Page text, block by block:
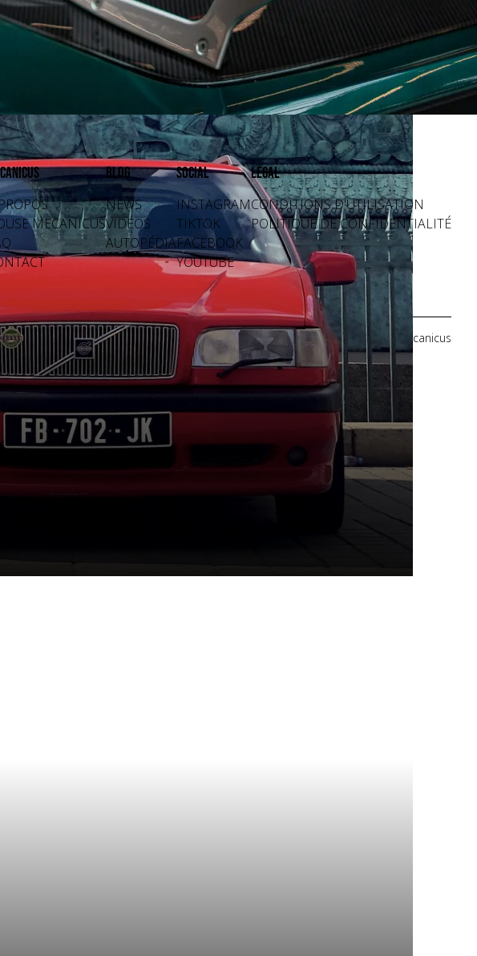
MECANICUS
Blog
NEWS
VIDÉOS
AUTOPÉDIA
Social
INSTAGRAM
TIKTOK
FACEBOOK
YOUTUBE
Légal
CONDITIONS D'UTILISATION
POLITIQUE DE CONFIDENTIALITÉ
Crédits photos: Mecanicus